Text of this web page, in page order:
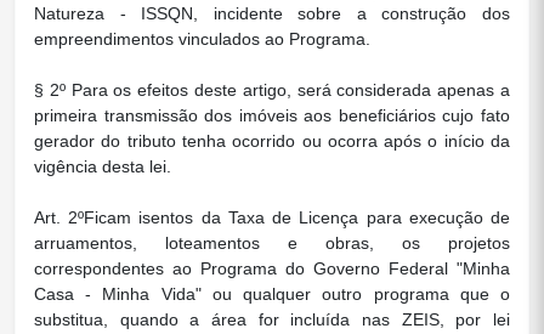
Natureza - ISSQN, incidente sobre a construção dos
empreendimentos vinculados ao Programa.
§ 2º Para os efeitos deste artigo, será considerada apenas a
primeira transmissão dos imóveis aos beneficiários cujo fato
gerador do tributo tenha ocorrido ou ocorra após o início da
vigência desta lei.
Art. 2ºFicam isentos da Taxa de Licença para execução de
arruamentos, loteamentos e obras, os projetos
correspondentes ao Programa do Governo Federal "Minha
Casa - Minha Vida" ou qualquer outro programa que o
substitua, quando a área for incluída nas ZEIS, por lei